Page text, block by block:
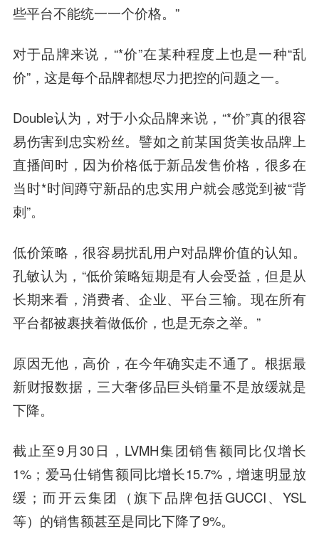
些平台不能统一一个价格。”
对于品牌来说，“*价”在某种程度上也是一种“乱
价”，这是每个品牌都想尽力把控的问题之一。
Double认为，对于小众品牌来说，“*价”真的很容
易伤害到忠实粉丝。譬如之前某国货美妆品牌上
直播间时，因为价格低于新品发售价格，很多在
当时*时间蹲守新品的忠实用户就会感觉到被“背
刺”。
低价策略，很容易扰乱用户对品牌价值的认知。
孔敏认为，“低价策略短期是有人会受益，但是从
长期来看，消费者、企业、平台三输。现在所有
平台都被裹挟着做低价，也是无奈之举。”
原因无他，高价，在今年确实走不通了。根据最
新财报数据，三大奢侈品巨头销量不是放缓就是
下降。
截止至9月30日，LVMH集团销售额同比仅增长
1%；爱马仕销售额同比增长15.7%，增速明显放
缓；而开云集团（旗下品牌包括GUCCI、YSL
等）的销售额甚至是同比下降了9%。